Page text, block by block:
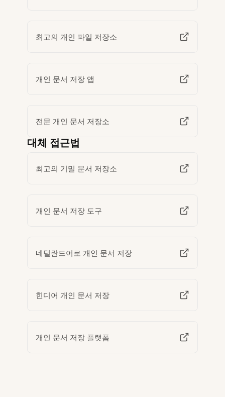
최고의 개인 파일 저장소
개인 문서 저장 앱
전문 개인 문서 저장소
대체 접근법
최고의 기밀 문서 저장소
개인 문서 저장 도구
네덜란드어로 개인 문서 저장
힌디어 개인 문서 저장
개인 문서 저장 플랫폼